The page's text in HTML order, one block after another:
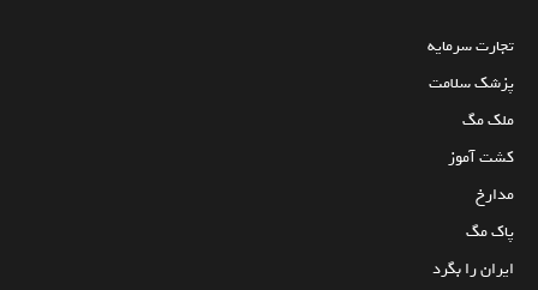
تجارت سرمایه
پزشک سلامت
ملک مگ
کشت آموز
مدارخ
پاک مگ
ایران را بگرد